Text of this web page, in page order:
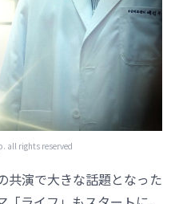
all rights reserved
共演で大きな話題となった